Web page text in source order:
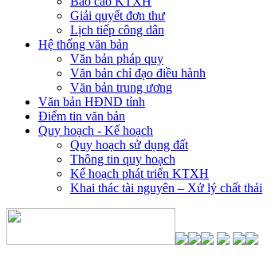
Giải quyết đơn thư
Lịch tiếp công dân
Hệ thống văn bản
Văn bản pháp quy
Văn bản chỉ đạo điều hành
Văn bản trung ương
Văn bản HĐND tỉnh
Điểm tin văn bản
Quy hoạch - Kế hoạch
Quy hoạch sử dụng đất
Thông tin quy hoạch
Kế hoạch phát triển KTXH
Khai thác tài nguyên – Xử lý chất thải